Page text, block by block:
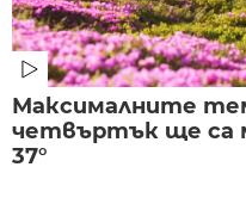
Максималните
четвъртък ще са
37°